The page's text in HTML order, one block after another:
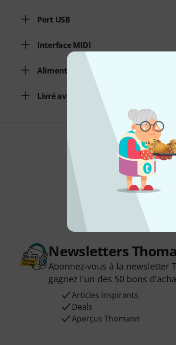
Port USB
Interface MIDI
Alimentation par piles
Livré avec alimentation
Newsletters
Abonnez-vous à la newsletter
gagnez l'un des 50 bons
Articles inspirants
Deals
Aperçus Thomann